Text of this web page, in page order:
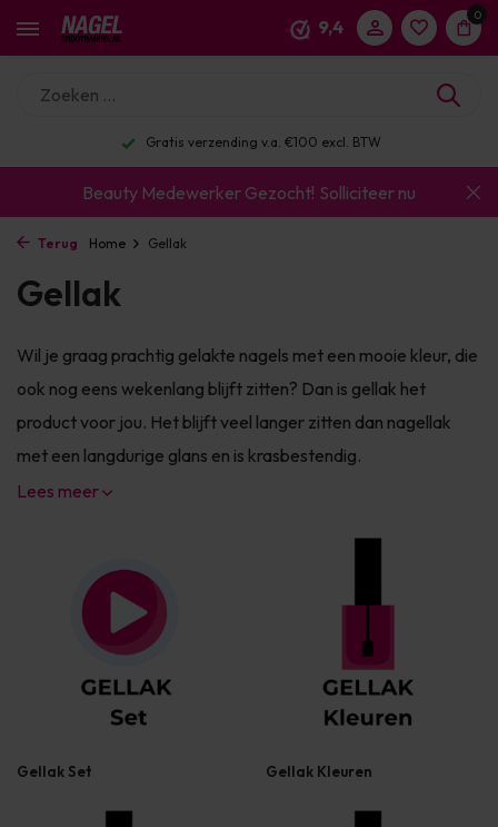
9,4
0
Gratis verzending v.a. €100 excl. BTW
Beauty Medewerker Gezocht! Solliciteer nu
Terug Home Gellak
Gellak
Wil je graag prachtig gelakte nagels met een mooie kleur, die
ook nog eens wekenlang blijft zitten? Dan is gellak het
product voor jou. Het blijft veel langer zitten dan nagellak
met een langdurige glans en is krasbestendig.
Lees meer
Gellak Set Gellak Kleuren